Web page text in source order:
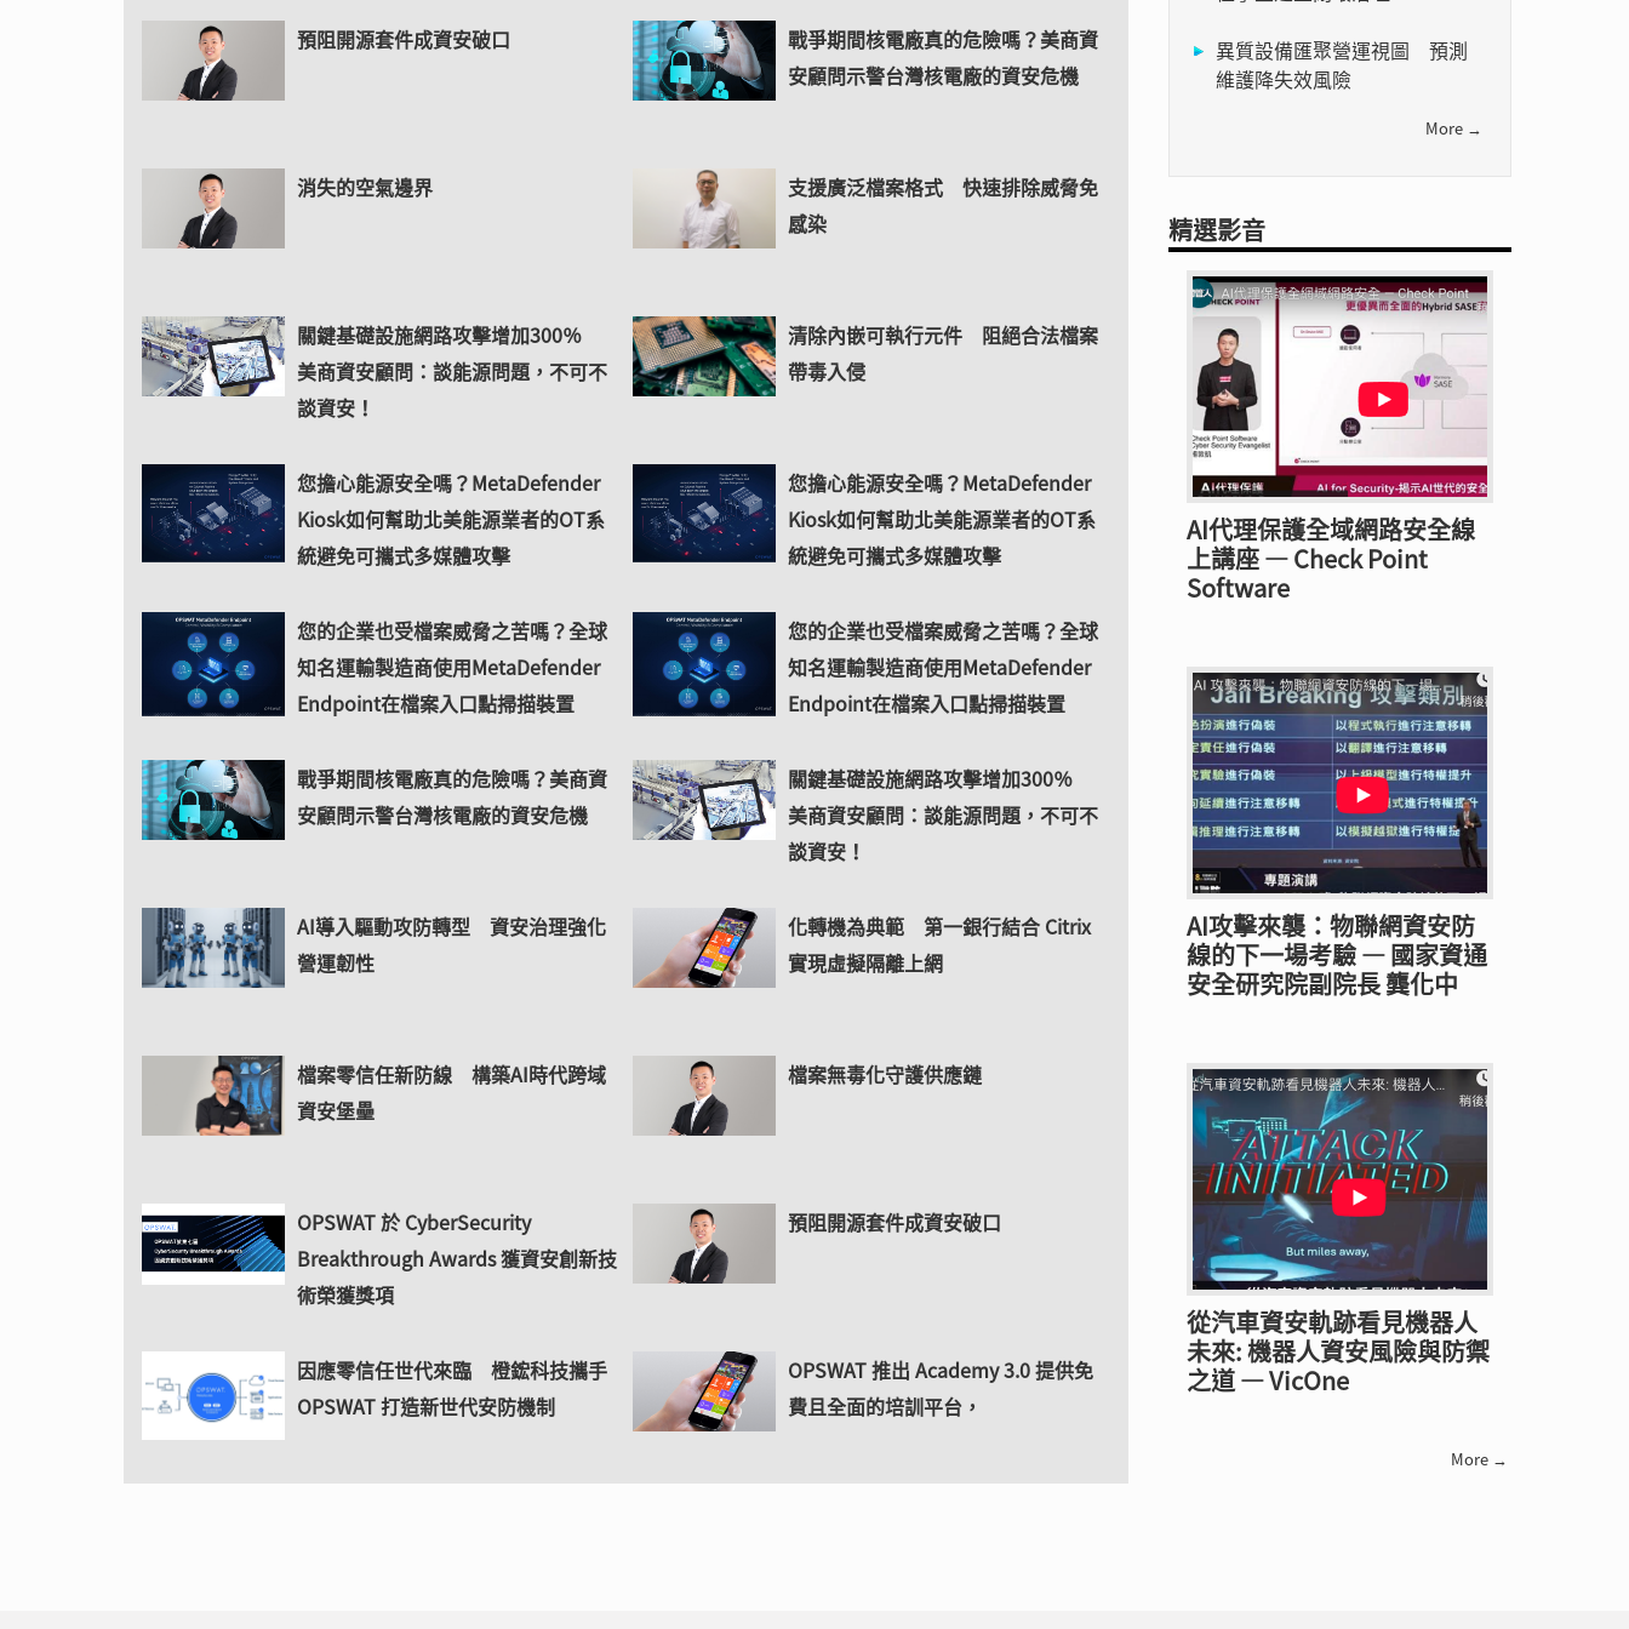
預阻開源套件成資安破口
消失的空氣邊界
關鍵基礎設施網路攻擊增加300％
美商資安顧問：談能源問題，不可不
談資安！
您擔心能源安全嗎？MetaDefender
Kiosk如何幫助北美能源業者的OT系
統避免可攜式多媒體攻擊
您的企業也受檔案威脅之苦嗎？全球
知名運輸製造商使用MetaDefender
Endpoint在檔案入口點掃描裝置
戰爭期間核電廠真的危險嗎？美商資
安顧問示警台灣核電廠的資安危機
AI導入驅動攻防轉型 資安治理強化
營運韌性
檔案零信任新防線 構築AI時代跨域
資安堡壘
OPSWAT 於 CyberSecurity
Breakthrough Awards 獲資安創新技
術榮獲獎項
因應零信任世代來臨 橙鋐科技攜手
OPSWAT 打造新世代安防機制
戰爭期間核電廠真的危險嗎？美商資
安顧問示警台灣核電廠的資安危機
支援廣泛檔案格式 快速排除威脅免
感染
清除內嵌可執行元件 阻絕合法檔案
帶毒入侵
您擔心能源安全嗎？MetaDefender
Kiosk如何幫助北美能源業者的OT系
統避免可攜式多媒體攻擊
您的企業也受檔案威脅之苦嗎？全球
知名運輸製造商使用MetaDefender
Endpoint在檔案入口點掃描裝置
關鍵基礎設施網路攻擊增加300％
美商資安顧問：談能源問題，不可不
談資安！
化轉機為典範 第一銀行結合 Citrix
實現虛擬隔離上網
檔案無毒化守護供應鏈
預阻開源套件成資安破口
OPSWAT 推出 Academy 3.0 提供免
費且全面的培訓平台，
異質設備匯聚營運視圖 預測
維護降失效風險
More →
精選影音
AI代理保護全域網路安全線
上講座 — Check Point
Software
AI攻擊來襲：物聯網資安防
線的下一場考驗 — 國家資通
安全研究院副院長 龔化中
從汽車資安軌跡看見機器人
未來: 機器人資安風險與防禦
之道 — VicOne
More →